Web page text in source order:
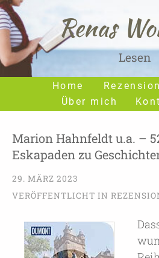
Home
Über mich
Renas
Lesen
Marion Hahnfeldt u.a. –
Eskapaden zu
29. MÄRZ 2023
VERÖFFENTLICHT IN